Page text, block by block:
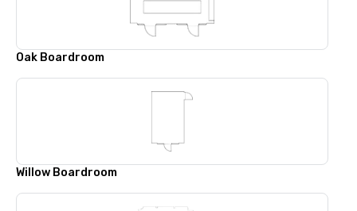
Oak Boardroom
Willow Boardroom